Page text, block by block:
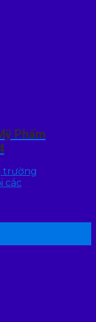
Phẩm
trường
các